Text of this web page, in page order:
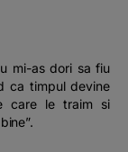
mi-as dori sa fiu
ca timpul devine
care le traim si